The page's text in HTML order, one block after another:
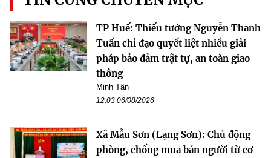
TP Huế: Thiếu tướng Nguyễn Thanh
Tuấn chỉ đạo quyết liệt nhiều giải
pháp bảo đảm trật tự, an toàn giao
thông
Minh Tân
12:03 06/08/2026
Xã Mẫu Sơn (Lạng Sơn): Chủ động
phòng, chống mua bán người từ cơ